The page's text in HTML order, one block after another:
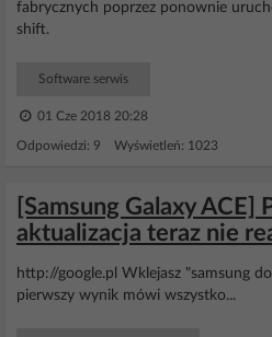
fabrycznych poprzez ponownie
shift.
Software serwis
01 Cze 2018 20:28
Odpowiedzi: 9 Wyświetleń: 1023
[Samsung Galaxy ACE]
aktualizacja teraz nie
http://google.pl Wklejasz "samsung
pierwszy wynik mówi wszystko...